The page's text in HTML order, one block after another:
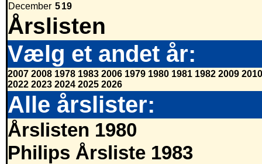
December 519
Årslisten
Vælg et andet år:
2007 2008 1978 1983 2006 1979 1980 1981 1982 2009 2010
2022 2023 2024 2025 2026
Alle årslister:
Årslisten 1980
Philips Årsliste 1983